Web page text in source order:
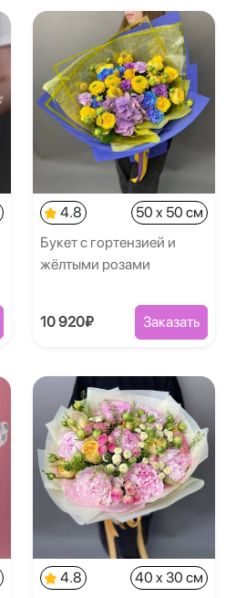
4.8
50 x 50 см
Букет с гортензией и
жёлтыми розами
10 920₽ Заказать
4.8
40 x 30 см